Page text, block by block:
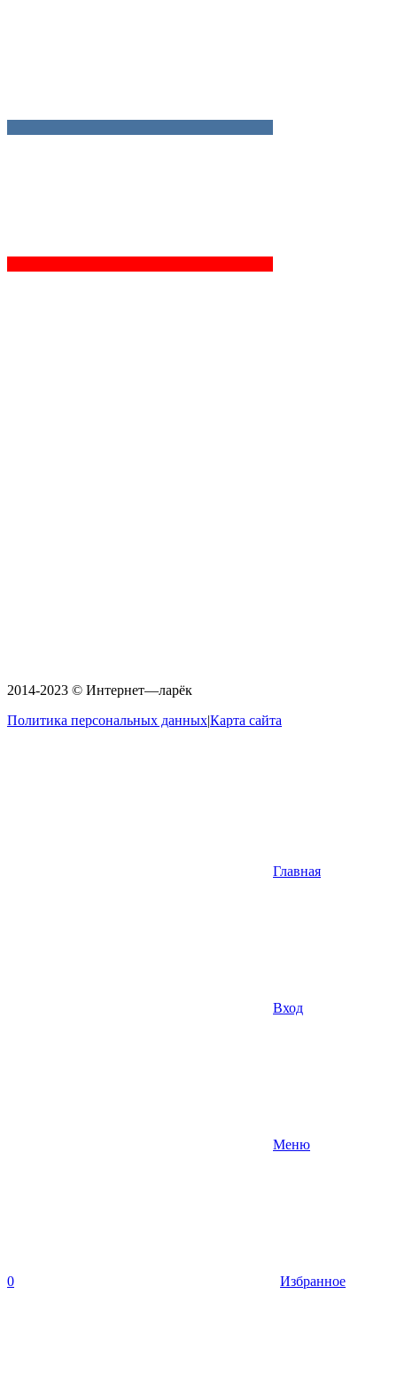
2014-2023 © Интернет—ларёк
Политика персональных данных|Карта сайта
Главная
Вход
Меню
0 Избранное